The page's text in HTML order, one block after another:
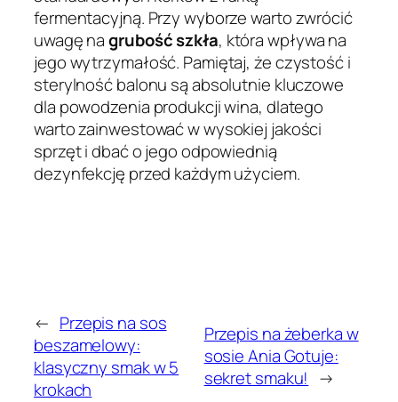
fermentacyjną. Przy wyborze warto zwrócić
uwagę nagrubość szkła, która wpływa na
jego wytrzymałość. Pamiętaj, że czystość i
sterylność balonu są absolutnie kluczowe
dla powodzenia produkcji wina, dlatego
warto zainwestować w wysokiej jakości
sprzęt i dbać o jego odpowiednią
dezynfekcję przed każdym użyciem.
← Przepis na sos
beszamelowy:
klasyczny smak w 5
krokach
Przepis na żeberka w
sosie Ania Gotuje:
sekret smaku! →